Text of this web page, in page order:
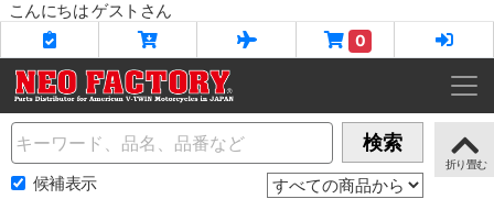
こんにちは ゲストさん
0
Name 検索
候補表示